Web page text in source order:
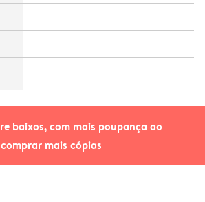
baixos, com mais poupança ao
comprar mais cópias